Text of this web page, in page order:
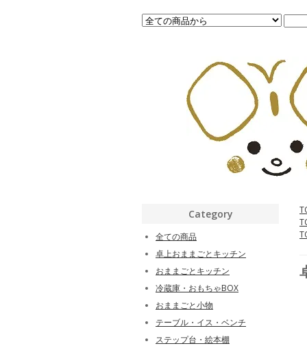
Category
全ての商品
卓上おままごとキッチン
おままごとキッチン
冷蔵庫・おもちゃBOX
おままごと小物
テーブル・イス・ベンチ
ステップ台・絵本棚